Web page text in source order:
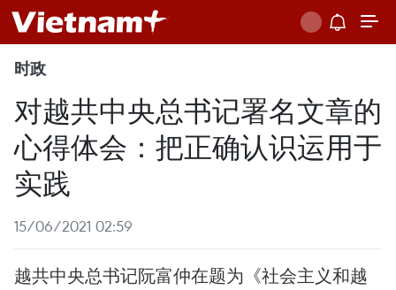
时政
对越共中央总书记署名文章的
心得体会：把正确认识运用于
实践
15/06/2021 02:59
越共中央总书记阮富仲在题为《社会主义和越